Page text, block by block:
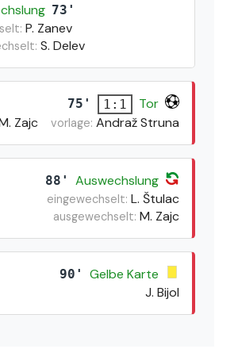
73'
P. Zanev
S. Delev
75' 1:1
Tor
Zajc
vorlage: Andraž Struna
88' Auswechslung
eingewechselt: L. Štulac
ausgewechselt: M. Zajc
90'
Gelbe Karte
J. Bijol